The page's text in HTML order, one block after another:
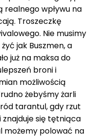
realnego wpływu na
Troszeczkę
Nie musimy
jak Buszmen, a
już na maksa do
broni i
możliwością
żebyśmy żarli
tarantul, gdy rzut
znajduje się tętniąca
możemy polować na